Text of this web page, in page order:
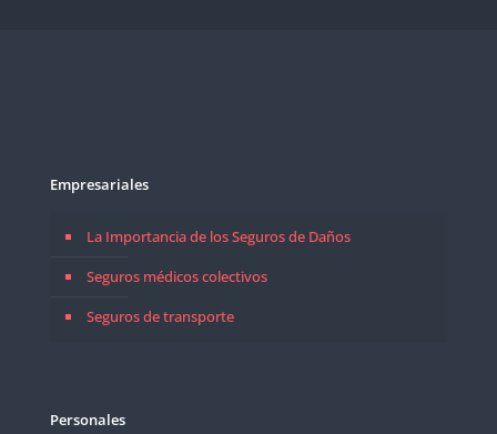
Empresariales
La Importancia de los Seguros de Daños
Seguros médicos colectivos
Seguros de transporte
Personales